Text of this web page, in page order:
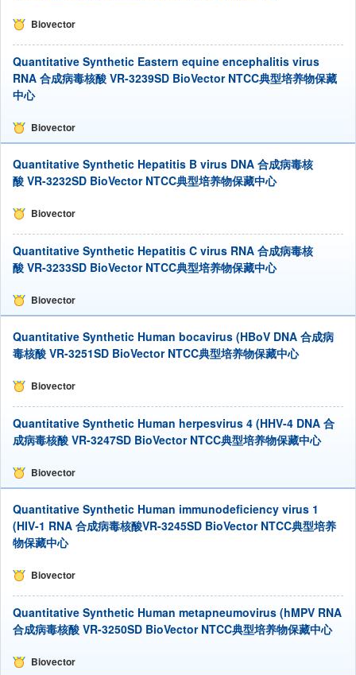
Biovector
Quantitative Synthetic Eastern equine encephalitis virus
RNA 合成病毒核酸 VR-3239SD BioVector NTCC典型培养物保藏
中心
Biovector
Quantitative Synthetic Hepatitis B virus DNA 合成病毒核
酸 VR-3232SD BioVector NTCC典型培养物保藏中心
Biovector
Quantitative Synthetic Hepatitis C virus RNA 合成病毒核
酸 VR-3233SD BioVector NTCC典型培养物保藏中心
Biovector
Quantitative Synthetic Human bocavirus (HBoV DNA 合成病
毒核酸 VR-3251SD BioVector NTCC典型培养物保藏中心
Biovector
Quantitative Synthetic Human herpesvirus 4 (HHV-4 DNA 合
成病毒核酸 VR-3247SD BioVector NTCC典型培养物保藏中心
Biovector
Quantitative Synthetic Human immunodeficiency virus 1
(HIV-1 RNA 合成病毒核酸VR-3245SD BioVector NTCC典型培养
物保藏中心
Biovector
Quantitative Synthetic Human metapneumovirus (hMPV RNA
合成病毒核酸 VR-3250SD BioVector NTCC典型培养物保藏中心
Biovector